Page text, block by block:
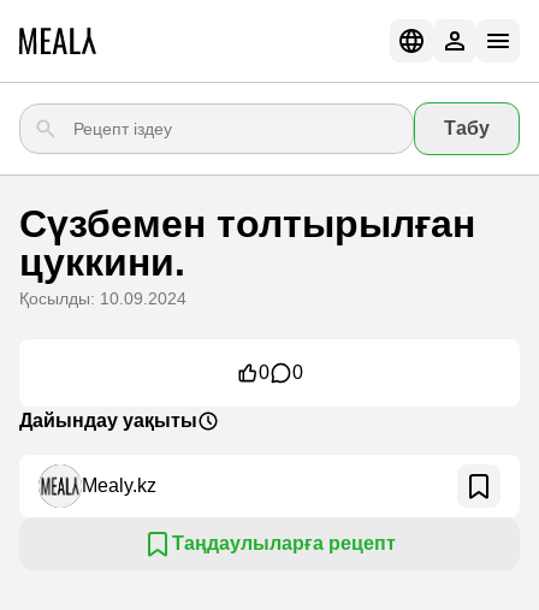
Табу
Сүзбемен толтырылған
цуккини.
Қосылды: 10.09.2024
0 0
Дайындау уақыты
Mealy.kz
Таңдаулыларға рецепт